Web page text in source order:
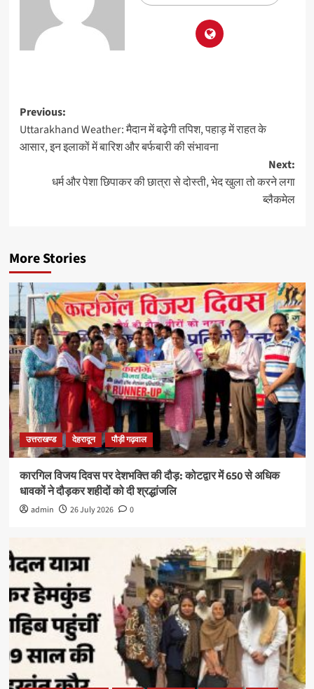
Previous:
Uttarakhand Weather: मैदान में बढ़ेगी तपिश, पहाड़ में राहत के
आसार, इन इलाकों में बारिश और बर्फबारी की संभावना
Next:
धर्म और पेशा छिपाकर की छात्रा से दोस्ती, भेद खुला तो करने लगा
ब्लैकमेल
More Stories
उत्तराखण्ड देहरादून पौड़ी गढ़वाल
कारगिल विजय दिवस पर देशभक्ति की दौड़: कोटद्वार में 650 से अधिक
धावकों ने दौड़कर शहीदों को दी श्रद्धांजलि
admin 26 July 2026 0